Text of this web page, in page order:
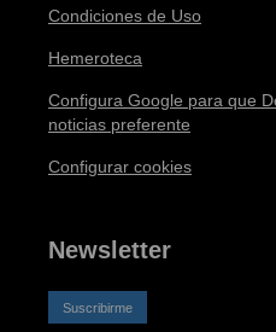
Condiciones de Uso
Hemeroteca
Configura Google para que
noticias preferente
Configurar cookies
Newsletter
Suscribirme